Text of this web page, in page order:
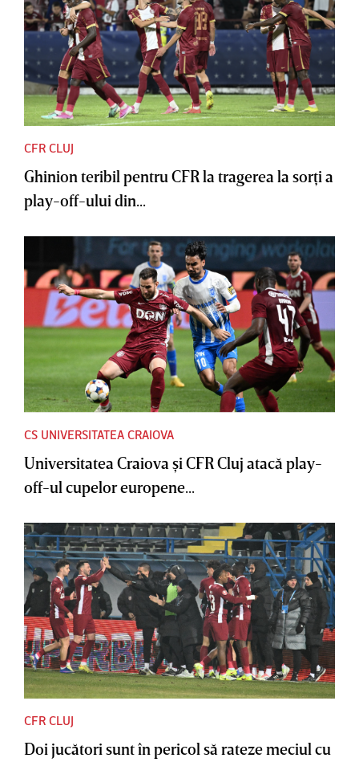
CFR CLUJ
Ghinion teribil pentru CFR la tragerea la sorţi a
play-off-ului din...
CS UNIVERSITATEA CRAIOVA
Universitatea Craiova şi CFR Cluj atacă play-
off-ul cupelor europene...
CFR CLUJ
Doi jucători sunt în pericol să rateze meciul cu